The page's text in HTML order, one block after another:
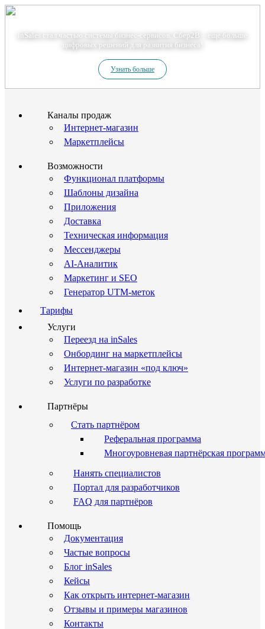
inSales стал частью системы бизнес-сервисов. Сбер2В – еще больше
цифровых решений для развития бизнеса!
Узнать больше
Каналы продаж
Интернет-магазин
Маркетплейсы
Возможности
Функционал платформы
Шаблоны дизайна
Приложения
Доставка
Техническая информация
Мессенджеры
AI-Аналитик
Маркетинг и SEO
Генератор UTM-меток
Тарифы
Услуги
Переезд на inSales
Онбординг на маркетплейсы
Интернет-магазин «под ключ»
Услуги по разработке
Партнёры
Стать партнёром
Реферальная программа
Многоуровневая партнёрская
Нанять специалистов
Портал для разработчиков
FAQ для партнёров
Помощь
Документация
Частые вопросы
Блог inSales
Кейсы
Как открыть интернет-магазин
Отзывы и примеры магазинов
Контакты